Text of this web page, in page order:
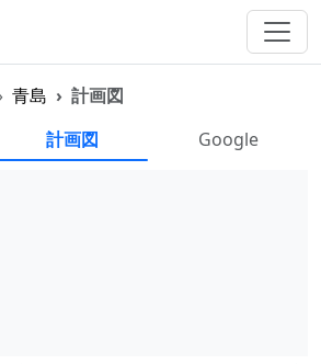
青島 計画図
計画図
計画図 Google